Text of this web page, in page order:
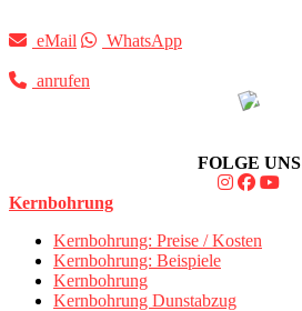
eMail WhatsApp
anrufen
FOLGE UNS
Kernbohrung
Kernbohrung: Preise / Kosten
Kernbohrung: Beispiele
Kernbohrung
Kernbohrung Dunstabzug